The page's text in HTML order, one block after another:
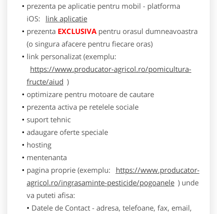
prezenta pe aplicatie pentru mobil - platforma
iOS:
link aplicatie
prezenta EXCLUSIVApentru orasul dumneavoastra
(o singura afacere pentru fiecare oras)
link personalizat (exemplu:
https://www.producator-agricol.ro/pomicultura-
fructe/aiud )
optimizare pentru motoare de cautare
prezenta activa pe retelele sociale
suport tehnic
adaugare oferte speciale
hosting
mentenanta
pagina proprie (exemplu:
https://www.producator-
agricol.ro/ingrasaminte-pesticide/pogoanele ) unde
va puteti afisa:
Datele de Contact - adresa, telefoane, fax, email,